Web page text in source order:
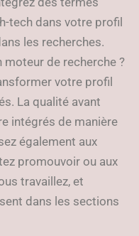
tech dans votre profil
les recherches.
moteur de recherche ?
votre profil
La qualité avant
intégrés de manière
également aux
promouvoir ou aux
travaillez, et
dans les sections